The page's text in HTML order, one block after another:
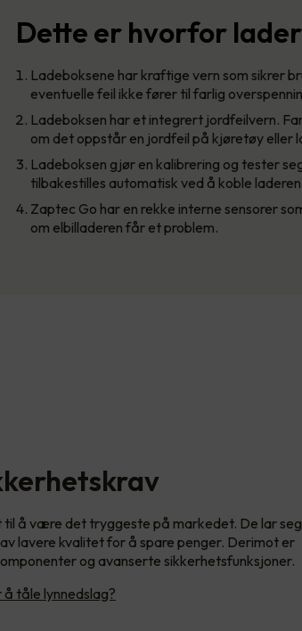
Dette er hvorfor
Ladeboksene har kraftige vern som sikrer
eventuelle feil ikke fører til farlig
Ladeboksen har et integrert jordfeilvern.
om det oppstår en jordfeil på kjøretøy eller
Ladeboksen gjør en kalibrering og tester
tilbakestilles automatisk ved å koble
Zaptec Go har en rekke interne sensorer
om elbilladeren får et problem.
å være det tryggeste på markedet. De lar seg
lavere kvalitet for å spare penger. Derimot er
og avanserte sikkerhetsfunksjoner.
tåle lynnedslag?